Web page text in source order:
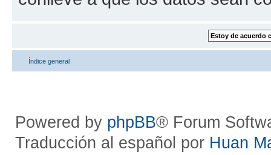
Índice general
Powered by phpBB® Forum
Traducción al español por Huan